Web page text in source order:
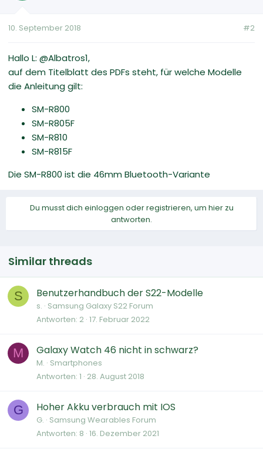
10. September 2018 #2
Hallo L: @Albatros1,
auf dem Titelblatt des PDFs steht, für welche Modelle
die Anleitung gilt:
SM-R800
SM-R805F
SM-R810
SM-R815F
Die SM-R800 ist die 46mm Bluetooth-Variante
Du musst dich einloggen oder registrieren, um hier zu
antworten.
Similar threads
S Benutzerhandbuch der S22-Modelle
s. Samsung Galaxy S22 Forum
Antworten 2 17. Februar 2022
M Galaxy Watch 46 nicht in schwarz?
M. Smartphones
Antworten 1 28. August 2018
G Hoher Akku verbrauch mit IOS
G. Samsung Wearables Forum
Antworten 8 16. Dezember 2021